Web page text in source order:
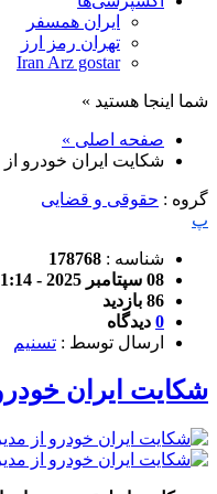
ایران همسفر
تهران رمز ارز
Iran Arz gostar
شما اینجا هستید »
صفحه اصلی »
شکایت ایران خودرو از
گروه : حقوقی و قضایی
پ
شناسه : 178768
08 سپتامبر 2025 - 21:14
86 بازدید
0 دیدگاه
ارسال توسط : تسنیم
شکایت ایران